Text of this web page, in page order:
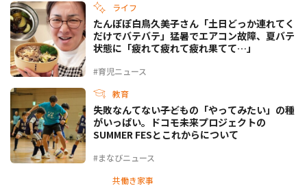
ライフ
#育児ニュース
たんぽぽ白鳥久美子さん「土日どっか連れてく
だけでバテバテ」猛暑でエアコン故障、夏バテ
状態に「疲れて疲れて疲れ果てて…」
教育
#まなびニュース
失敗なんてない――子どもの「やってみたい」の種
がいっぱい。ドコモ未来プロジェクトの
SUMMER FESとこれからについて
共働き家事